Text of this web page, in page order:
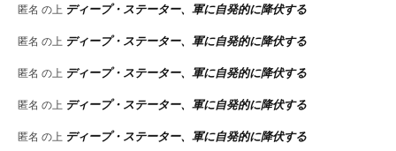
匿名 の上 ディープ・ステーター、軍に自発的に降伏する
匿名 の上 ディープ・ステーター、軍に自発的に降伏する
匿名 の上 ディープ・ステーター、軍に自発的に降伏する
匿名 の上 ディープ・ステーター、軍に自発的に降伏する
匿名 の上 ディープ・ステーター、軍に自発的に降伏する